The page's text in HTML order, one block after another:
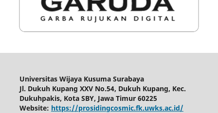
Universitas Wijaya Kusuma Surabaya
Jl. Dukuh Kupang XXV No.54, Dukuh Kupang, Kec.
Dukuhpakis, Kota SBY, Jawa Timur 60225
Website: https://prosidingcosmic.fk.uwks.ac.id/